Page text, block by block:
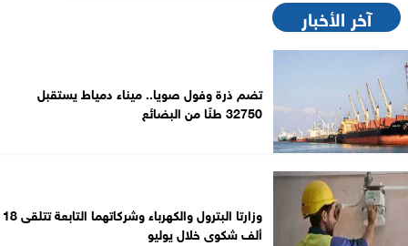
آخر الأخبار
تضم ذرة وفول صويا.. ميناء دمياط يستقبل
32750 طنًا من البضائع
وزارتا البترول والكهرباء وشركاتهما التابعة تتلقى 18
ألف شكوى خلال يوليو